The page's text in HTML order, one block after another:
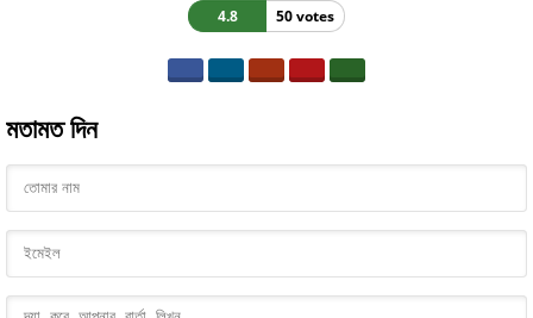
4.8 50 votes
মতামত দিন